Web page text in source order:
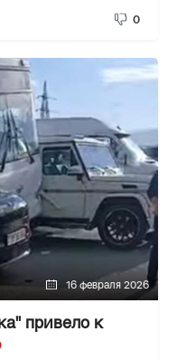
0
16 февраля 2026
привело к